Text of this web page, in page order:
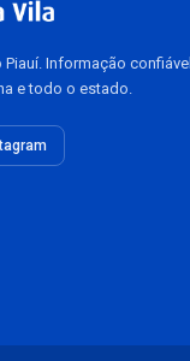
Informação confiável
e todo o estado.